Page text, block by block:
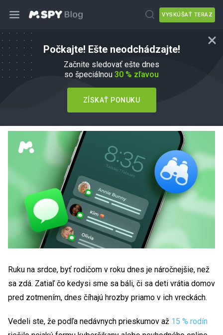
VYSKÚŠAŤ TERAZ
Počkajte! Ešte neodchádzajte!
Začnite sledovať ešte dnes
so špeciálnou 30 % zľavou
ZÍSKAŤ PONUKU
Aplikácia na sledovanie SMS: Ochrana
detí v digitálnej džungli
Veronika Čierna vAko na to
Aktualizované 01 jún, 2026
Ruku na srdce, byť rodičom v roku dnes je náročnejšie, než
sa zdá. Zatiaľ čo kedysi sme sa báli, či sa deti vrátia domov
pred zotmením, dnes číhajú hrozby priamo v ich vreckách.
Vedeli ste, že podľa nedávnych prieskumov až 15 % rodín